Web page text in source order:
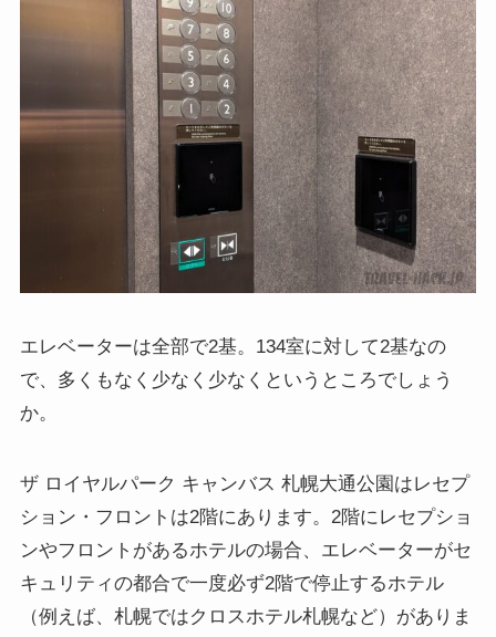
エレベーターは全部で2基。134室に対して2基なの
で、多くもなく少なく少なくというところでしょう
か。
ザ ロイヤルパーク キャンバス 札幌大通公園はレセプ
ション・フロントは2階にあります。2階にレセプショ
ンやフロントがあるホテルの場合、エレベーターがセ
キュリティの都合で一度必ず2階で停止するホテル
（例えば、札幌ではクロスホテル札幌など）がありま